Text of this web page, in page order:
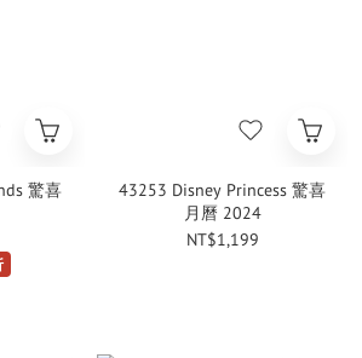
驚喜
43253 Disney Princess 驚喜
月曆 2024
NT$1,199